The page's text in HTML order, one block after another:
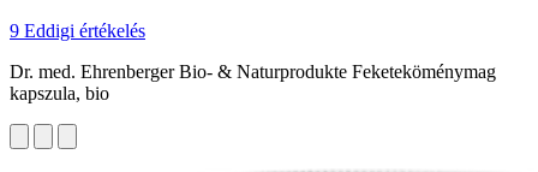
9 Eddigi értékelés
Dr. med. Ehrenberger Bio- & Naturprodukte Feketeköménymag
kapszula, bio